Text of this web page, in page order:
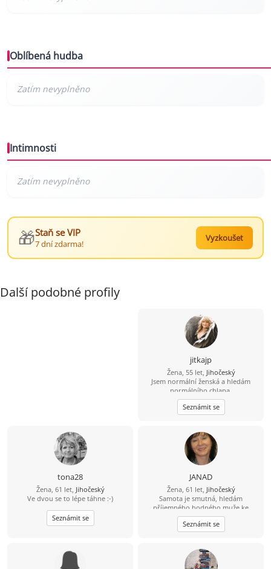
Oblíbená hudba
Intimnosti
🎁Staň se VIP
7 dní zdarma!
Vyzkoušet
Další podobné profily
jitkajp
Žena, 55 let, Jihočeský
Jsem normální ženská a hledám
normálního chlapa.
Seznámit se
tona28
Žena, 61 let, Jihočeský
Ve dvou se to lépe táhne :-)
Seznámit se
JANAD
Žena, 61 let, Jihočeský
Samota je smutná, hledám
příjemného,hodného muže ke
společné cestě životem.
Seznámit se